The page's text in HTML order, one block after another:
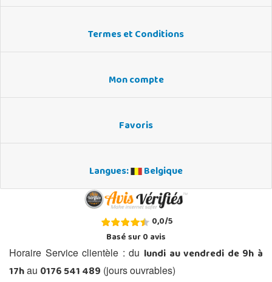
Termes et Conditions
Mon compte
Favoris
Langues: Belgique
0,0/5
Basé sur0avis
Horaire Service clientèle : du lundi au vendredi de 9h à
17hau 0176 541 489 (jours ouvrables)